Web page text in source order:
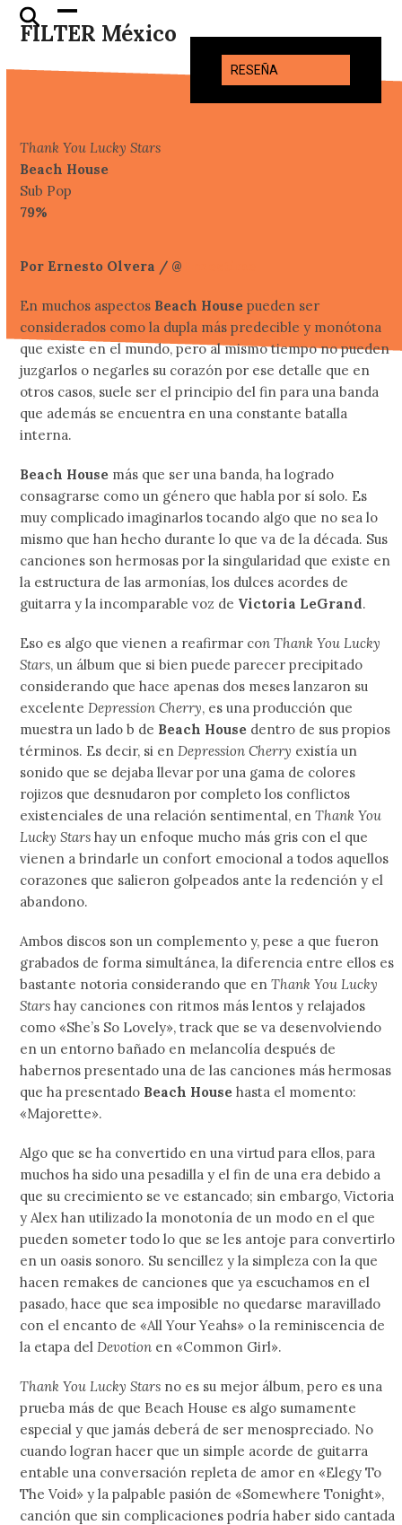
Skip
FILTER México
Open
mobile
menu
Close
mobile
menu
RESEÑA
Thank You Lucky Stars
Beach House
Sub Pop
79%
Por Ernesto Olvera / @
En muchos aspectos Beach House pueden ser
considerados como la dupla más predecible y monótona
que existe en el mundo, pero al mismo tiempo no pueden
juzgarlos o negarles su corazón por ese detalle que en
otros casos, suele ser el principio del fin para una banda
que además se encuentra en una constante batalla
interna.
Beach House más que ser una banda, ha logrado
consagrarse como un género que habla por sí solo. Es
muy complicado imaginarlos tocando algo que no sea lo
mismo que han hecho durante lo que va de la década. Sus
canciones son hermosas por la singularidad que existe en
la estructura de las armonías, los dulces acordes de
guitarra y la incomparable voz de Victoria LeGrand.
Eso es algo que vienen a reafirmar con Thank You Lucky
Stars, un álbum que si bien puede parecer precipitado
considerando que hace apenas dos meses lanzaron su
excelente Depression Cherry, es una producción que
muestra un lado b de Beach House dentro de sus propios
términos. Es decir, si en Depression Cherry existía un
sonido que se dejaba llevar por una gama de colores
rojizos que desnudaron por completo los conflictos
existenciales de una relación sentimental, enThank You
Lucky Stars hay un enfoque mucho más gris con el que
vienen a brindarle un confort emocional a todos aquellos
corazones que salieron golpeados ante la redención y el
abandono.
Ambos discos son un complemento y, pese a que fueron
grabados de forma simultánea, la diferencia entre ellos es
bastante notoria considerando que enThank You Lucky
Stars hay canciones con ritmos más lentos y relajados
como «She’s So Lovely», track que se va desenvolviendo
en un entorno bañado en melancolía después de
habernos presentado una de las canciones más hermosas
que ha presentado Beach House hasta el momento:
«Majorette».
Algo que se ha convertido en una virtud para ellos, para
muchos ha sido una pesadilla y el fin de una era debido a
que su crecimiento se ve estancado; sin embargo, Victoria
y Alex han utilizado la monotonía de un modo en el que
pueden someter todo lo que se les antoje para convertirlo
en un oasis sonoro. Su sencillez y la simpleza con la que
hacen remakes de canciones que ya escuchamos en el
pasado, hace que sea imposible no quedarse maravillado
con el encanto de «All Your Yeahs» o la reminiscencia de
la etapa delDevotion en «Common Girl».
Thank You Lucky Stars no es su mejor álbum, pero es una
prueba más de que Beach House es algo sumamente
especial y que jamás deberá de ser menospreciado. No
cuando logran hacer que un simple acorde de guitarra
entable una conversación repleta de amor en «Elegy To
The Void» y la palpable pasión de «Somewhere Tonight»,
canción que sin complicaciones podría haber sido cantada